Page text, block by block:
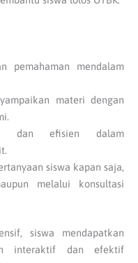
pemahaman mendalam
materi dengan
dan efisien dalam
siswa kapan saja,
melalui konsultasi
siswa mendapatkan
interaktif dan efektif